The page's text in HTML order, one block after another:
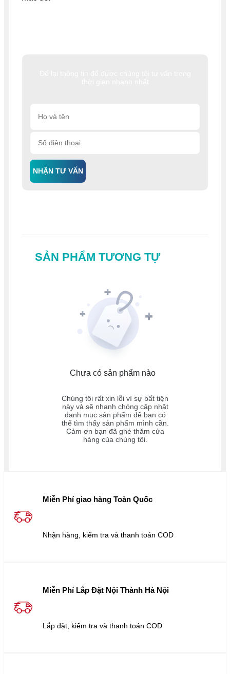
NHẬN TƯ VẤN
SẢN PHẨM TƯƠNG TỰ
Chưa có sản phẩm nào
Chúng tôi rất xin lỗi vì sự bất tiện
này và sẽ nhanh chóng cập nhật
danh mục sản phẩm để bạn có
thể tìm thấy sản phẩm mình cần.
Cảm ơn bạn đã ghé thăm cửa
hàng của chúng tôi.
Miễn Phí giao hàng Toàn Quốc
Nhận hàng, kiểm tra và thanh toán COD
Miễn Phí Lắp Đặt Nội Thành Hà Nội
Lắp đặt, kiểm tra và thanh toán COD